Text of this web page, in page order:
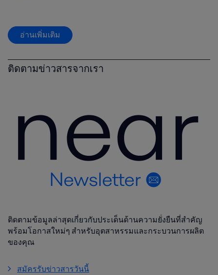
อ่านเพิ่มเติม
ติดตามข่าวสารจากเรา
ติดตามข้อมูลล่าสุดเกี่ยวกับประเด็นด้านความยั่งยืนที่สำคัญ
พร้อมโอกาสใหม่ๆ สำหรับอุตสาหรรมและกระบวนการผลิต
ของคุณ
สมัครรับข่าวสารวันนี้